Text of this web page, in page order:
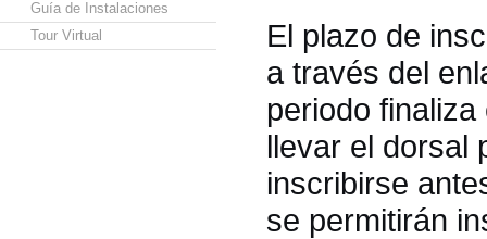
Guía de Instalaciones
Tour Virtual
El plazo de
a través del
periodo
llevar el dorsal
inscribirse
se permitirán